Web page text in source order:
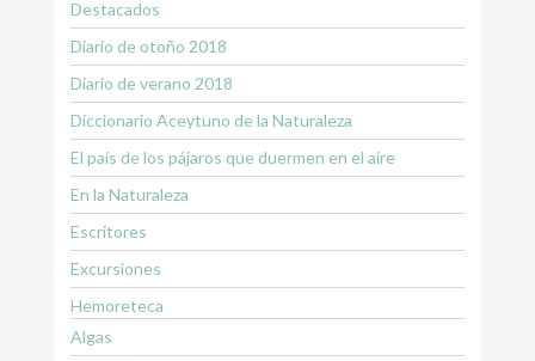
Destacados
Diario de otoño 2018
Diario de verano 2018
Diccionario Aceytuno de la Naturaleza
El país de los pájaros que duermen en el aire
En la Naturaleza
Escritores
Excursiones
Hemoreteca
Algas